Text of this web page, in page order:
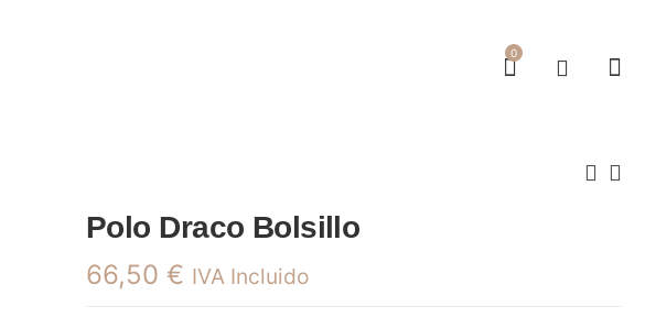
0
Polo Draco Bolsillo
66,50 € IVA Incluido